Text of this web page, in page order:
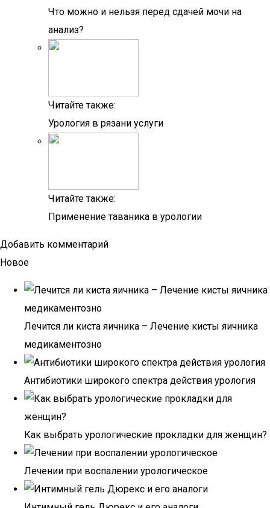
Что можно и нельзя перед сдачей мочи на
анализ?
Читайте также:
Урология в рязани услуги
Читайте также:
Применение таваника в урологии
Добавить комментарий
Новое
Лечится ли киста яичника – Лечение кисты яичника
медикаментозно
Антибиотики широкого спектра действия урология
Как выбрать урологические прокладки для женщин?
Лечении при воспалении урологическое